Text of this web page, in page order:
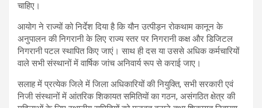
चाहिए।
आयोग ने राज्यों को निर्देश दिया है कि यौन उत्पीड़न रोकथाम कानून के
अनुपालन की निगरानी के लिए राज्य स्तर पर निगरानी कक्ष और डिजिटल
निगरानी पटल स्थापित किए जाएं। साथ ही दस या उससे अधिक कर्मचारियों
वाले सभी संस्थानों में वार्षिक जांच अनिवार्य रूप से कराई जाए।
सलाह में प्रत्येक जिले में जिला अधिकारियों की नियुक्ति, सभी सरकारी एवं
निजी संस्थानों में आंतरिक शिकायत समितियों का गठन, असंगठित क्षेत्र की